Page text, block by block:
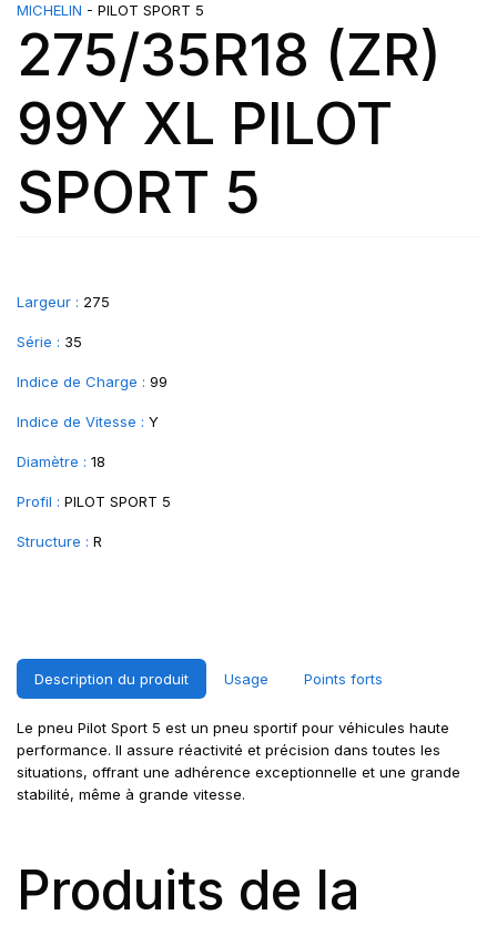
MICHELIN - PILOT SPORT 5
275/35R18 (ZR)
99Y XL PILOT
SPORT 5
Largeur : 275
Série : 35
Indice de Charge : 99
Indice de Vitesse : Y
Diamètre : 18
Profil : PILOT SPORT 5
Structure : R
Description du produit Usage Points forts
Le pneu Pilot Sport 5 est un pneu sportif pour véhicules haute
performance. Il assure réactivité et précision dans toutes les
situations, offrant une adhérence exceptionnelle et une grande
stabilité, même à grande vitesse.
Produits de la